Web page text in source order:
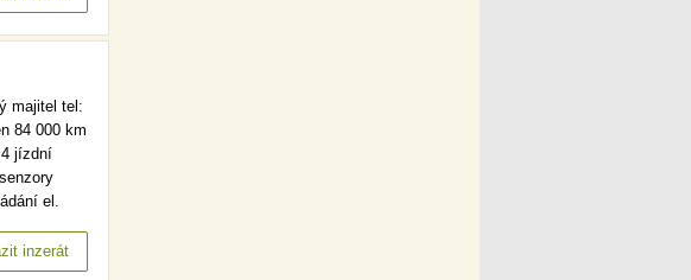
majitel tel:
84 000 km
jízdní
el.
inzerát